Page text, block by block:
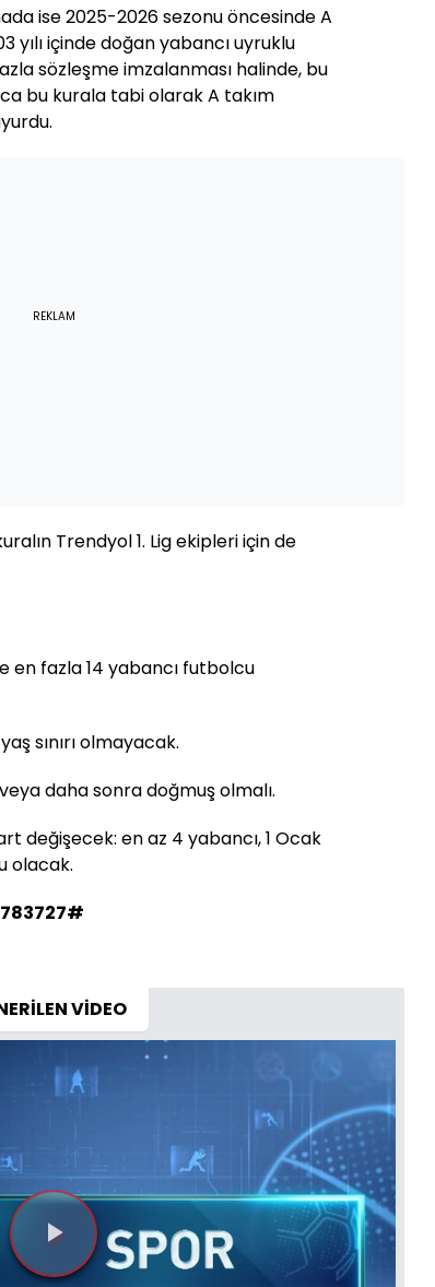
ise 2025-2026 sezonu öncesinde A
yılı içinde doğan yabancı uyruklu
sözleşme imzalanması halinde, bu
bu kurala tabi olarak A takım
REKLAM
Trendyol 1. Lig ekipleri için de
en fazla 14 yabancı futbolcu
sınırı olmayacak.
daha sonra doğmuş olmalı.
değişecek: en az 4 yabancı, 1 Ocak
olacak.
VİDEO
Videoyu